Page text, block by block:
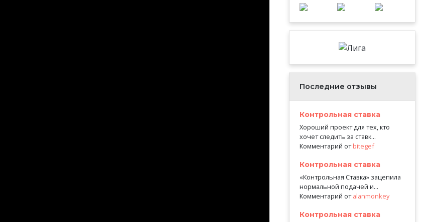
Последние отзывы
Контрольная ставка
Хороший проект для тех, кто
хочет следить за ставк...
Комментарий отbitegef
Контрольная ставка
«Контрольная Ставка» зацепила
нормальной подачей и...
Комментарий отalanmonkey
Контрольная ставка